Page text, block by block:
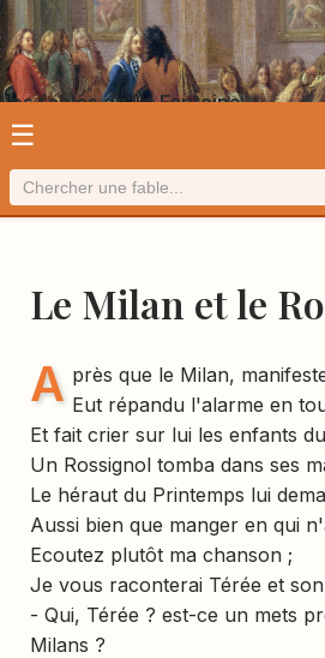
Les fables de La Fontaine
☰
Le Milan et le
A près que le Milan,
Eut répandu l'alarme en
Et fait crier sur lui les enfants
Un Rossignol tomba dans ses
Le héraut du Printemps lui
Aussi bien que manger en qui
Ecoutez plutôt ma chanson ;
Je vous raconterai Térée et
- Qui, Térée ? est-ce un mets
Milans ?